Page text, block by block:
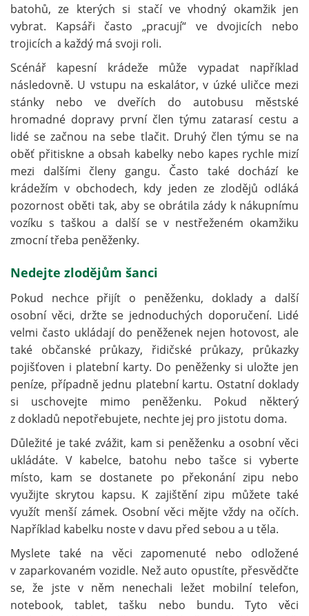
batohů, ze kterých si stačí ve vhodný okamžik jen
vybrat. Kapsáři často „pracují“ ve dvojicích nebo
trojicích a každý má svoji roli.
Scénář kapesní krádeže může vypadat například
následovně. U vstupu na eskalátor, v úzké uličce mezi
stánky nebo ve dveřích do autobusu městské
hromadné dopravy první člen týmu zatarasí cestu a
lidé se začnou na sebe tlačit. Druhý člen týmu se na
oběť přitiskne a obsah kabelky nebo kapes rychle mizí
mezi dalšími členy gangu. Často také dochází ke
krádežím v obchodech, kdy jeden ze zlodějů odláká
pozornost oběti tak, aby se obrátila zády k nákupnímu
vozíku s taškou a další se v nestřeženém okamžiku
zmocní třeba peněženky.
Nedejte zlodějům šanci
Pokud nechce přijít o peněženku, doklady a další
osobní věci, držte se jednoduchých doporučení. Lidé
velmi často ukládají do peněženek nejen hotovost, ale
také občanské průkazy, řidičské průkazy, průkazky
pojišťoven i platební karty. Do peněženky si uložte jen
peníze, případně jednu platební kartu. Ostatní doklady
si uschovejte mimo peněženku. Pokud některý
z dokladů nepotřebujete, nechte jej pro jistotu doma.
Důležité je také zvážit, kam si peněženku a osobní věci
ukládáte. V kabelce, batohu nebo tašce si vyberte
místo, kam se dostanete po překonání zipu nebo
využijte skrytou kapsu. K zajištění zipu můžete také
využít menší zámek. Osobní věci mějte vždy na očích.
Například kabelku noste v davu před sebou a u těla.
Myslete také na věci zapomenuté nebo odložené
v zaparkovaném vozidle. Než auto opustíte, přesvědčte
se, že jste v něm nenechali ležet mobilní telefon,
notebook, tablet, tašku nebo bundu. Tyto věci